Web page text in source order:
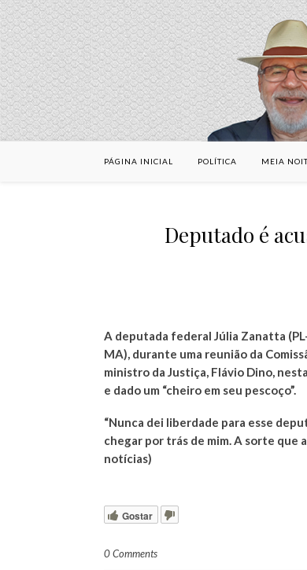
PÁGINA INICIAL POLÍTICA MEIA
Deputado é
A deputada federal Júlia Zanatta
MA), durante uma reunião da
ministro da Justiça, Flávio Dino,
e dado um “cheiro em seu pescoço”.
“Nunca dei liberdade para esse
chegar por trás de mim. A sorte que
notícias)
Gostar
0 Comments